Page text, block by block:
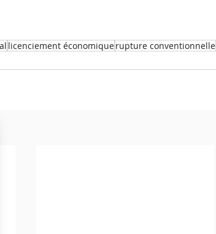
licenciement économiquerupture conventionnelle